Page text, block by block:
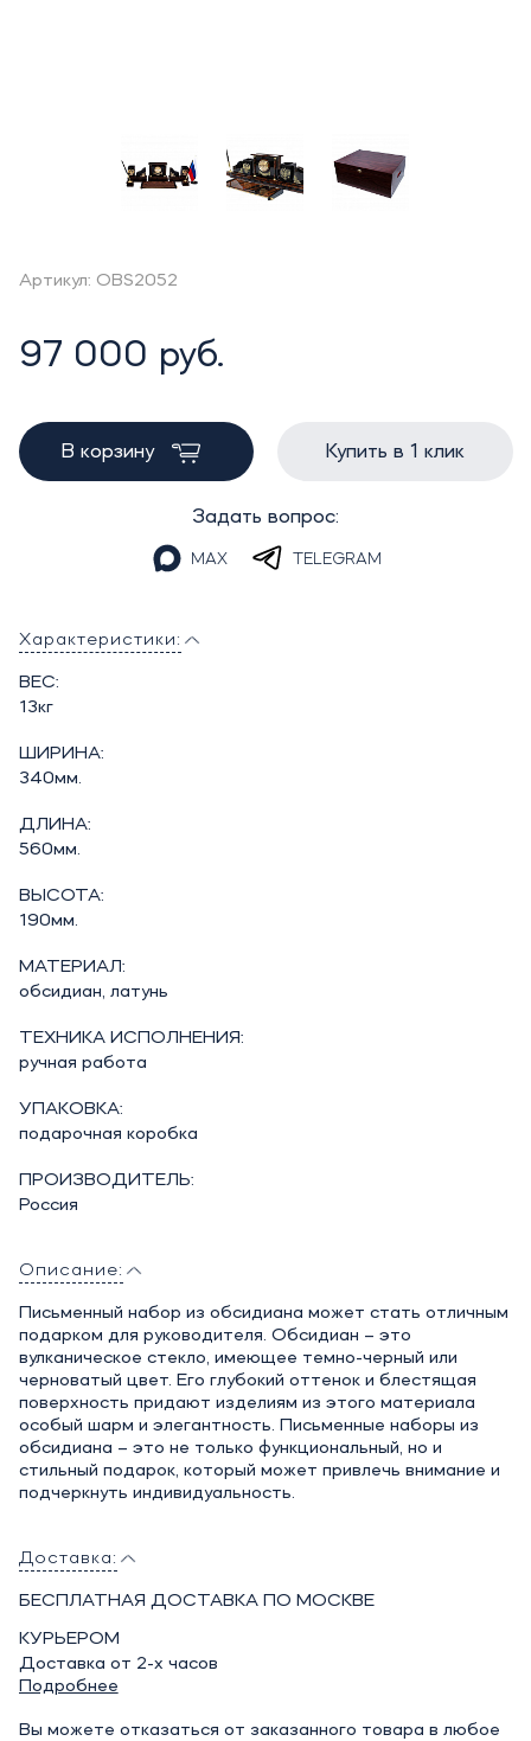
Артикул: OBS2052
97 000 руб.
В корзину Купить в 1 клик
Задать вопрос:
MAX TELEGRAM
Характеристики:
ВЕС:
13кг
ШИРИНА:
340мм.
ДЛИНА:
560мм.
ВЫСОТА:
190мм.
МАТЕРИАЛ:
обсидиан, латунь
ТЕХНИКА ИСПОЛНЕНИЯ:
ручная работа
УПАКОВКА:
подарочная коробка
ПРОИЗВОДИТЕЛЬ:
Россия
Описание:
Письменный набор из обсидиана может стать отличным
подарком для руководителя. Обсидиан – это
вулканическое стекло, имеющее темно-черный или
черноватый цвет. Его глубокий оттенок и блестящая
поверхность придают изделиям из этого материала
особый шарм и элегантность. Письменные наборы из
обсидиана – это не только функциональный, но и
стильный подарок, который может привлечь внимание и
подчеркнуть индивидуальность.
Доставка:
БЕСПЛАТНАЯ ДОСТАВКА ПО МОСКВЕ
КУРЬЕРОМ
Доставка от 2-х часов
Подробнее
Вы можете отказаться от заказанного товара в любое